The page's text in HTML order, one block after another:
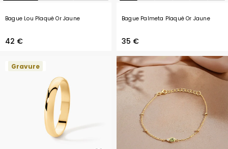
Bague Lou Plaqué Or Jaune
42 €
Bague Palmeta Plaqué Or Jaune
35 €
Gravure